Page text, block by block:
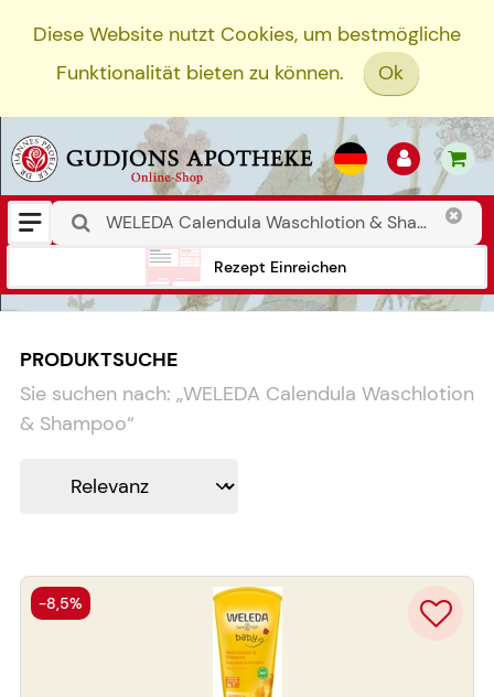
Diese Website nutzt Cookies, um bestmögliche
Funktionalität bieten zu können.
Ok
Rezept Einreichen
PRODUKTSUCHE
Sie suchen nach: „WELEDA Calendula Waschlotion
& Shampoo“
-8,5%